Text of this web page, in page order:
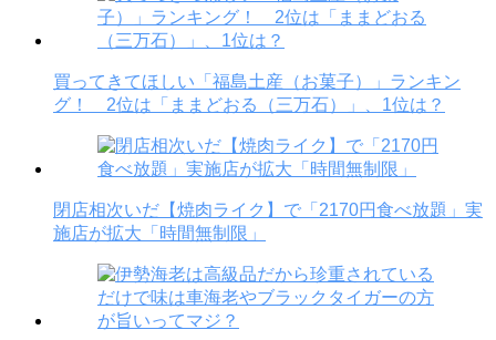
買ってきてほしい「福島土産（お菓子）」ランキン
グ！ 2位は「ままどおる（三万石）」、1位は？
閉店相次いだ【焼肉ライク】で「2170円食べ放題」実
施店が拡大「時間無制限」